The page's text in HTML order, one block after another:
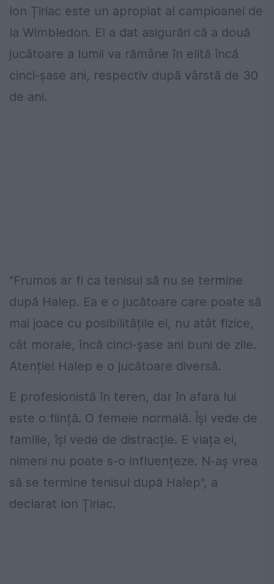
Ion Țiriac este un apropiat al campioanei de
la Wimbledon. El a dat asigurări că a două
jucătoare a lumii va rămâne în elită încă
cinci-șase ani, respectiv după vârstă de 30
de ani.
"Frumos ar fi ca tenisul să nu se termine
după Halep. Ea e o jucătoare care poate să
mai joace cu posibilitățile ei, nu atât fizice,
cât morale, încă cinci-șase ani buni de zile.
Atenție! Halep e o jucătoare diversă.
E profesionistă în teren, dar în afara lui
este o ființă. O femeie normală. Își vede de
familie, își vede de distracție. E viața ei,
nimeni nu poate s-o influențeze. N-aș vrea
să se termine tenisul după Halep", a
declarat Ion Țiriac.